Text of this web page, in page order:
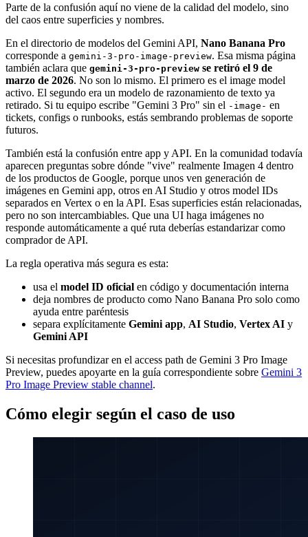
Parte de la confusión aquí no viene de la calidad del modelo, sino
del caos entre superficies y nombres.
En el directorio de modelos del Gemini API, Nano Banana Pro
corresponde a gemini-3-pro-image-preview. Esa misma página
también aclara que gemini-3-pro-preview se retiró el 9 de
marzo de 2026. No son lo mismo. El primero es el image model
activo. El segundo era un modelo de razonamiento de texto ya
retirado. Si tu equipo escribe "Gemini 3 Pro" sin el -image- en
tickets, configs o runbooks, estás sembrando problemas de soporte
futuros.
También está la confusión entre app y API. En la comunidad todavía
aparecen preguntas sobre dónde "vive" realmente Imagen 4 dentro
de los productos de Google, porque unos ven generación de
imágenes en Gemini app, otros en AI Studio y otros model IDs
separados en Vertex o en la API. Esas superficies están relacionadas,
pero no son intercambiables. Que una UI haga imágenes no
responde automáticamente a qué ruta deberías estandarizar como
comprador de API.
La regla operativa más segura es esta:
usa el model ID oficial en código y documentación interna
deja nombres de producto como Nano Banana Pro solo como
ayuda entre paréntesis
separa explícitamente Gemini app, AI Studio, Vertex AI y
Gemini API
Si necesitas profundizar en el access path de Gemini 3 Pro Image
Preview, puedes apoyarte en la guía correspondiente sobre Gemini 3
Pro Image Preview stable channel.
Cómo elegir según el caso de uso